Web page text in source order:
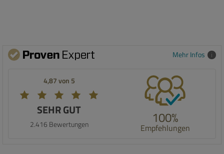
Mehr Infos
4,87 von 5
SEHR GUT
2.416 Bewertungen 100%
Empfehlungen